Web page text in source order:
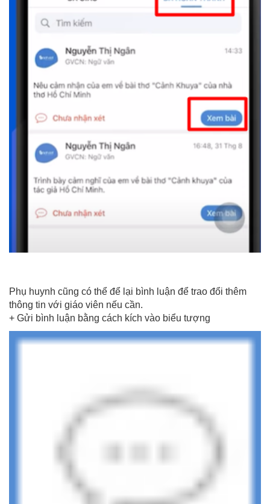
Phụ huynh cũng có thể để lại bình luận để trao đổi thêm
thông tin với giáo viên nếu cần.
+ Gửi bình luận bằng cách kích vào biểu tượng